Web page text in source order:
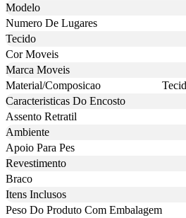
Modelo
Numero De Lugares
Tecido
Cor Moveis
Marca Moveis
Material/Composicao
Caracteristicas Do Encosto
Assento Retratil
Ambiente
Apoio Para Pes
Revestimento
Braco
Itens Inclusos
Peso Do Produto Com Embalagem